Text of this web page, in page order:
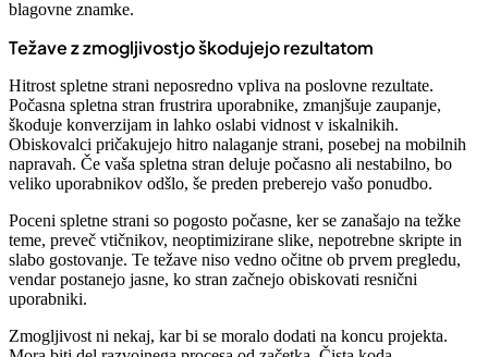
blagovne znamke.
Težave z zmogljivostjo škodujejo rezultatom
Hitrost spletne strani neposredno vpliva na poslovne rezultate.
Počasna spletna stran frustrira uporabnike, zmanjšuje zaupanje,
škoduje konverzijam in lahko oslabi vidnost v iskalnikih.
Obiskovalci pričakujejo hitro nalaganje strani, posebej na mobilnih
napravah. Če vaša spletna stran deluje počasno ali nestabilno, bo
veliko uporabnikov odšlo, še preden preberejo vašo ponudbo.
Poceni spletne strani so pogosto počasne, ker se zanašajo na težke
teme, preveč vtičnikov, neoptimizirane slike, nepotrebne skripte in
slabo gostovanje. Te težave niso vedno očitne ob prvem pregledu,
vendar postanejo jasne, ko stran začnejo obiskovati resnični
uporabniki.
Zmogljivost ni nekaj, kar bi se moralo dodati na koncu projekta.